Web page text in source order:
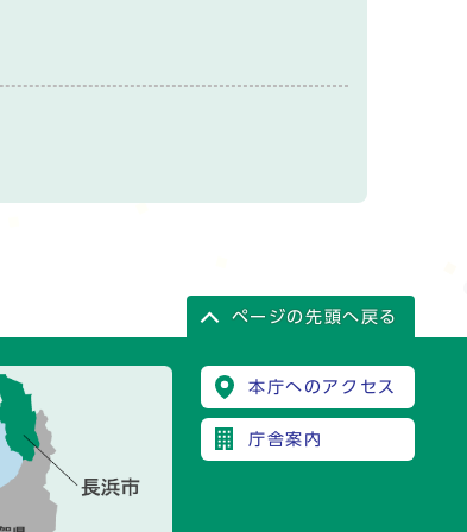
ページの先頭へ戻る
本庁へのアクセス
庁舎案内